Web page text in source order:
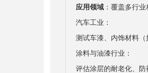
应用领域：覆盖多行
汽车工业：
测试车漆、内饰材料
涂料与油漆行业：
评估涂层的耐老化、